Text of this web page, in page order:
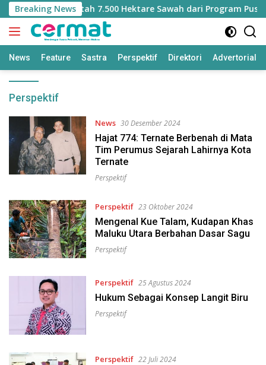
Langsung
ke
konten
Breaking News
Kehilangan Jatah 7.500 Hektare Sawah dari Program Pusat
News Feature Sastra Perspektif Direktori Advertorial
Perspektif
News 30 Desember 2024
Hajat 774: Ternate Berbenah di Mata
Tim Perumus Sejarah Lahirnya Kota
Ternate
Perspektif
Perspektif 23 Oktober 2024
Mengenal Kue Talam, Kudapan Khas
Maluku Utara Berbahan Dasar Sagu
Perspektif
Perspektif 25 Agustus 2024
Hukum Sebagai Konsep Langit Biru
Perspektif
Perspektif 22 Juli 2024